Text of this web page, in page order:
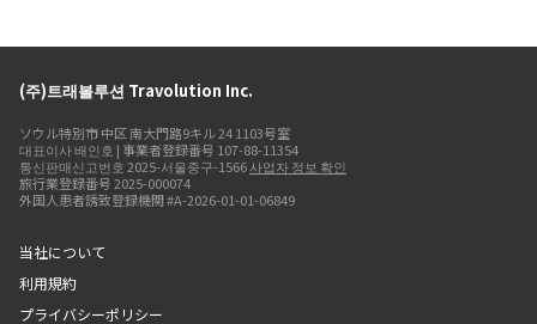
(주)트래볼루션 Travolution Inc.
ソウル特別市 中区 南大門路9キル 24 1103号室
대표이사 배인호 | 事業者登録番号 107-88-11354
통신판매신고번호 2025-서울중구-1566사업자 정보 확인
旅行業登録番号 2025-000074
外国人患者誘致登録機関 #A-2026-01-01-06849
当社について
利用規約
プライバシーポリシー